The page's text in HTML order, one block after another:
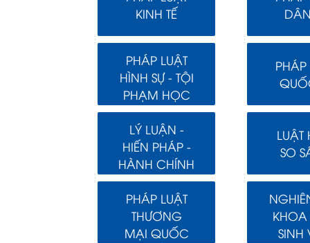
KINH TẾ
PHÁP LUẬT
HÌNH SỰ - TỘI
PHẠM HỌC
PHÁP
LÝ LUẬN -
HIẾN PHÁP -
HÀNH CHÍNH
LUẬT
SO
PHÁP LUẬT
THƯƠNG
MẠI QUỐC
SINH